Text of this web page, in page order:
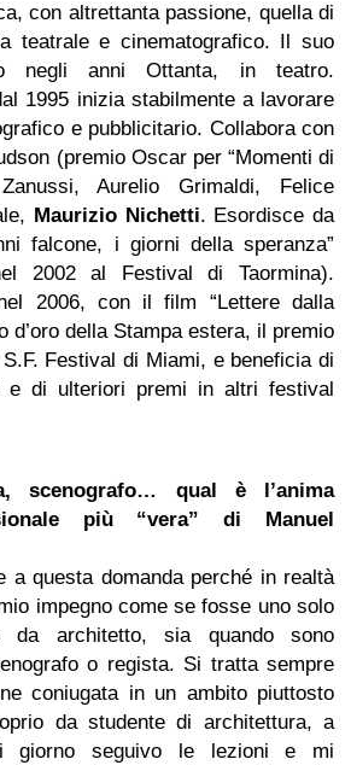
con altrettanta passione, quella di
teatrale e cinematografico. Il suo
negli anni Ottanta, in teatro.
1995 inizia stabilmente a lavorare
e pubblicitario. Collabora con
(premio Oscar per “Momenti di
Aurelio Grimaldi, Felice
Maurizio Nichetti. Esordisce da
falcone, i giorni della speranza”
2002 al Festival di Taormina).
2006, con il film “Lettere dalla
d’oro della Stampa estera, il premio
Festival di Miami, e beneficia di
e di ulteriori premi in altri festival
scenografo… qual è l’anima
più “vera” di Manuel
a questa domanda perché in realtà
impegno come se fosse uno solo
da architetto, sia quando sono
o regista. Si tratta sempre
coniugata in un ambito piuttosto
da studente di architettura, a
giorno seguivo le lezioni e mi